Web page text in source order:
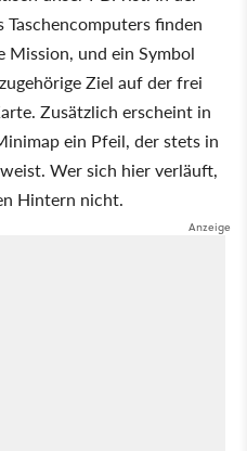
Taschencomputers finden
Mission, und ein Symbol
Ziel auf der frei
Zusätzlich erscheint in
ein Pfeil, der stets in
Wer sich hier verläuft,
Hintern nicht.